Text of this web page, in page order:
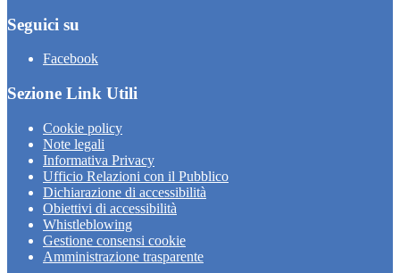
Seguici su
Facebook
Sezione Link Utili
Cookie policy
Note legali
Informativa Privacy
Ufficio Relazioni con il Pubblico
Dichiarazione di accessibilità
Obiettivi di accessibilità
Whistleblowing
Gestione consensi cookie
Amministrazione trasparente